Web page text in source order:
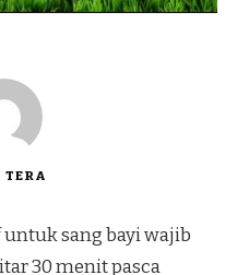
TERA
sang bayi wajib
30 menit pasca